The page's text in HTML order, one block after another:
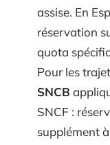
assise. En
réservation
quota
Pour les
SNCB
SNCF :
supplément